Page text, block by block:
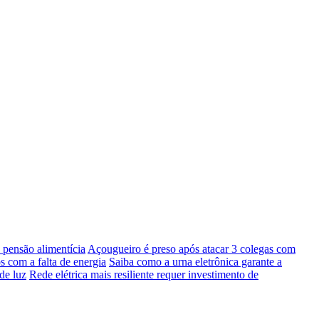
alimentícia Açougueiro é preso após atacar 3 colegas com
com a falta de energia Saiba como a urna eletrônica garante a
luz Rede elétrica mais resiliente requer investimento de